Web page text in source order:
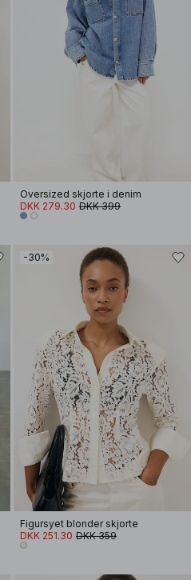
Oversized skjorte i denim
DKK 279.30 DKK 399
-30%
Figursyet blonder skjorte
DKK 251.30 DKK 359